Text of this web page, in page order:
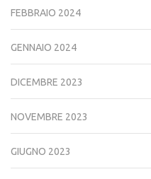
FEBBRAIO 2024
GENNAIO 2024
DICEMBRE 2023
NOVEMBRE 2023
GIUGNO 2023